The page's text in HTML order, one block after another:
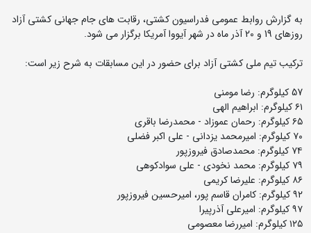
به گزارش روابط عمومی فدراسیون کشتی، رقابت های جام جهانی کشتی آزاد
روزهای 19 و 20 آذر ماه در شهر آیووا آمریکا برگزار می شود.
ترکیب تیم ملی کشتی آزاد برای حضور در این مسابقات به شرح زیر است:
57 کیلوگرم: رضا مومنی
۶۱ کیلوگرم: ابراهیم الهی
۶۵ کیلوگرم: رحمان عموزاد - محمدرضا باقری
۷۰ کیلوگرم: امیرمحمد یزدانی - علی اکبر فضلی
٧٤ کیلوگرم: محمدصادق فیروزپور
٧٩ کیلوگرم: محمد نخودی - علی سوادکوهی
٨٦ کیلوگرم: علیرضا کریمی
۹۲ کیلوگرم: کامران قاسم پور، امیرحسین فیروزپور
٩٧ کیلوگرم: امیرعلی آذرپیرا
۱۲۵ کیلوگرم: امیررضا معصومی